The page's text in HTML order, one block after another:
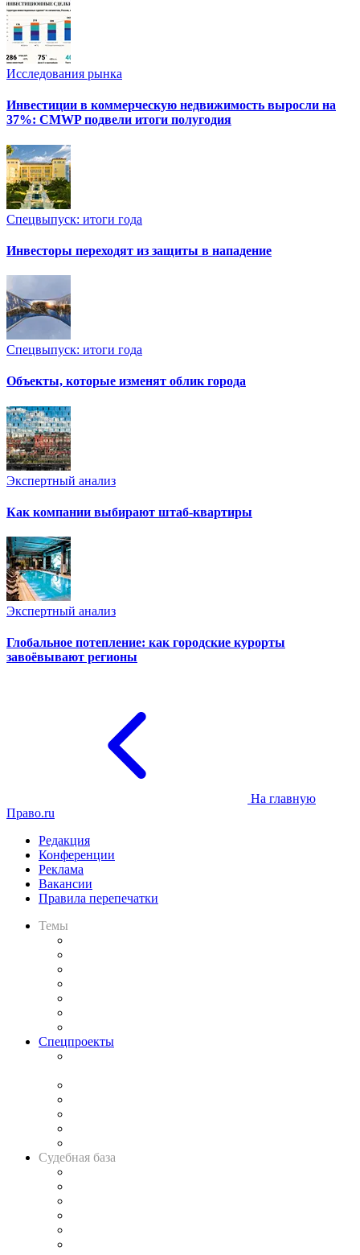
Исследования рынка
Инвестиции в коммерческую недвижимость выросли на
37%: CMWP подвели итоги полугодия
Спецвыпуск: итоги года
Инвесторы переходят из защиты в нападение
Спецвыпуск: итоги года
Объекты, которые изменят облик города
Экспертный анализ
Как компании выбирают штаб-квартиры
Экспертный анализ
Глобальное потепление: как городские курорты
завоёвывают регионы
На главную
Право.ru
Редакция
Конференции
Реклама
Вакансии
Правила перепечатки
Темы
Спецпроекты
Судебная база